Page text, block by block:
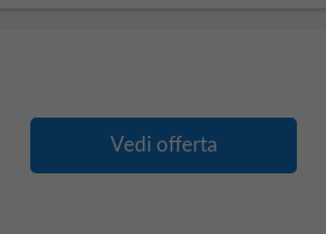
Vedi offerta